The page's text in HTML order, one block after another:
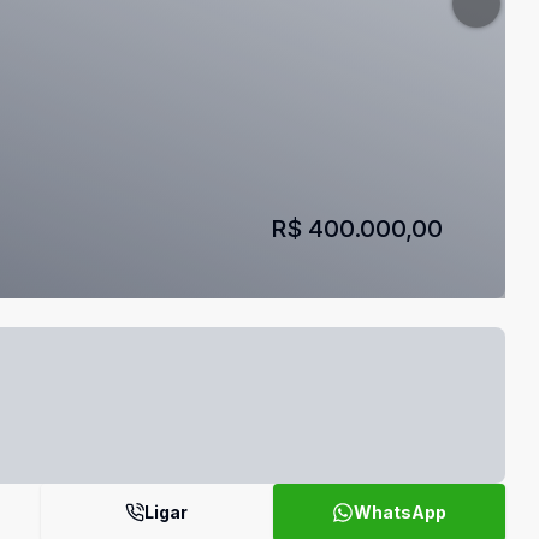
R$ 400.000,00
Ligar WhatsApp